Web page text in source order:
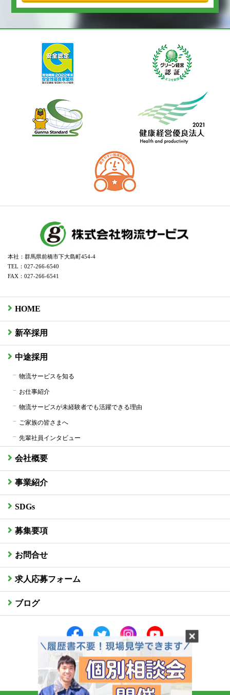
本社：群馬県前橋市下大島町454-4
TEL：027-266-6540
FAX：027-266-6541
HOME
新卒採用
中途採用
物流サービスを知る
お仕事紹介
物流サービスが未経験者でも活躍できる理由
ご家族の皆さまへ
先輩社員インタビュー
会社概要
事業紹介
SDGs
募集要項
お問合せ
求人応募フォーム
ブログ
社員専用サイトはこちら